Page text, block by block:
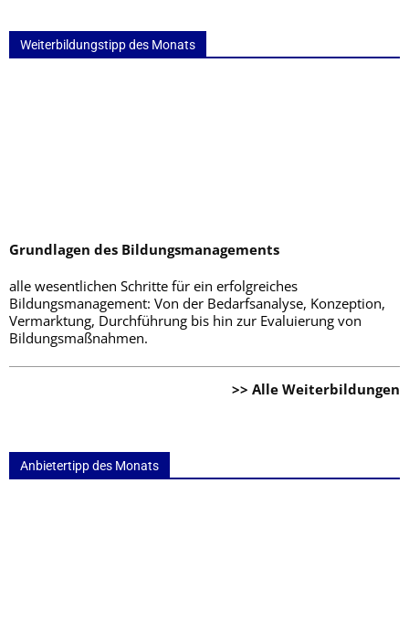
Weiterbildungstipp des Monats
Grundlagen des Bildungsmanagements
alle wesentlichen Schritte für ein erfolgreiches
Bildungsmanagement: Von der Bedarfsanalyse, Konzeption,
Vermarktung, Durchführung bis hin zur Evaluierung von
Bildungsmaßnahmen.
>> Alle Weiterbildungen
Anbietertipp des Monats